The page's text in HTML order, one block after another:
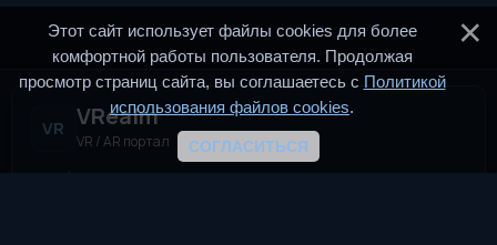
VR VRealm
VR / AR портал
VRealm.ru — информационный портал, посвящённый
Этот сайт использует файлы cookies для более
комфортной работы пользователя. Продолжая
просмотр страниц сайта, вы соглашаетесь с Политикой
использования файлов cookies.
СОГЛАСИТЬСЯ